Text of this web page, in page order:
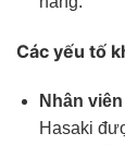
Các yếu tố
Nhân
Hasaki